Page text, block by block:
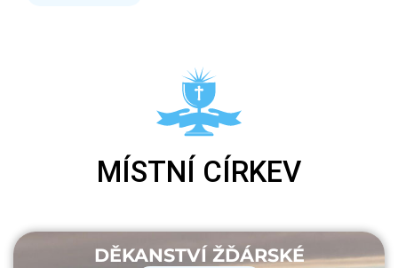
MÍSTNÍ CÍRKEV
DĚKANSTVÍ ŽĎÁRSKÉ